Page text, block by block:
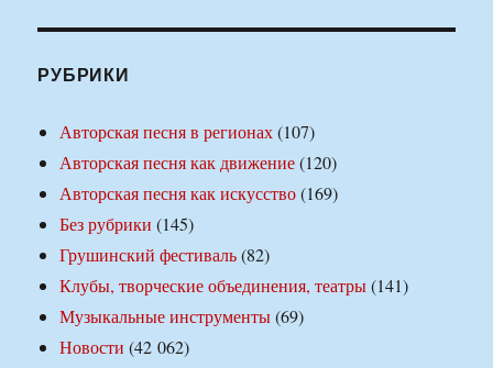
РУБРИКИ
Авторская песня в регионах(107)
Авторская песня как движение(120)
Авторская песня как искусство(169)
Без рубрики (145)
Грушинский фестиваль(82)
Клубы, творческие объединения, театры(141)
Музыкальные инструменты(69)
Новости (42 062)